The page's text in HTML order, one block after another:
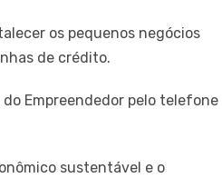
os pequenos negócios
de crédito.
Empreendedor pelo telefone
sustentável e o